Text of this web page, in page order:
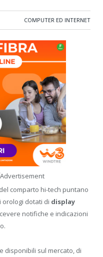
COMPUTER ED INTERNET
comparto hi-tech puntano
orologi dotati di display
notifiche e indicazioni
disponibili sul mercato, di